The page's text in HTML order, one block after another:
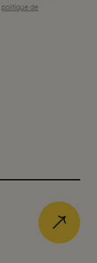
politique de